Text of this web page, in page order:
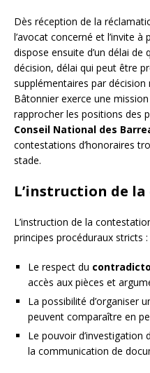
Dès réception de la
l’avocat concerné et l’invite
dispose ensuite d’un délai
décision, délai qui peut être
supplémentaires par
Bâtonnier exerce une
rapprocher les positions des
Conseil National des
contestations d’honoraires
stade.
L’instruction de
L’instruction de la
principes procéduraux stricts :
Le respect du
accès aux pièces et
La possibilité d’organiser
peuvent comparaître en
Le pouvoir
la communication de